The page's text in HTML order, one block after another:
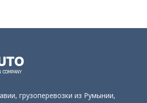
грузоперевозки из Румынии,